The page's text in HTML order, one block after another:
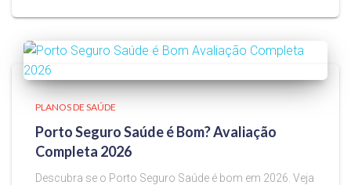
PLANOS DE SAÚDE
Porto Seguro Saúde é Bom? Avaliação
Completa 2026
Descubra se o Porto Seguro Saúde é bom em 2026. Veja